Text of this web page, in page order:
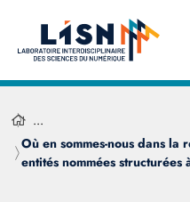
...
Où en sommes-nous dans la
entités nommées